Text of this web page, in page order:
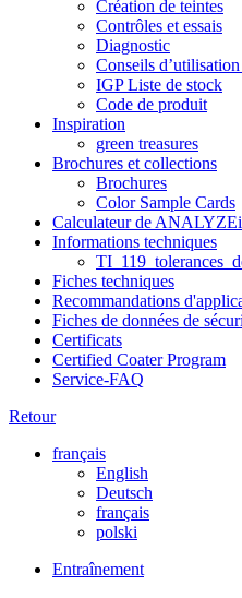
Création de teintes
Contrôles et essais
Diagnostic
Conseils
IGP Liste de stock
Code de produit
Inspiration
green treasures
Brochures et collections
Brochures
Color Sample Cards
Calculateur de
Informations techniques
Fiches techniques
Recommandations
Fiches de données de
Certificats
Certified Coater Program
Service-FAQ
Retour
français
English
Deutsch
français
polski
Entraînement